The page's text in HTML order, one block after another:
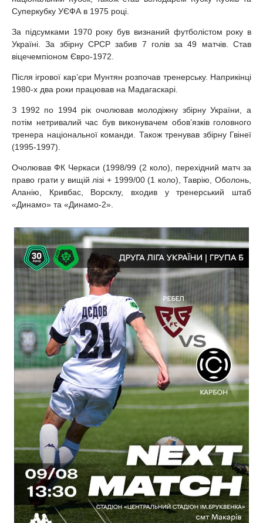
Суперкубку УЄФА в 1975 році.
За підсумками 1970 року був визнаний футболістом року в
Україні. За збірну СРСР забив 7 голів за 49 матчів. Став
віцечемпіоном Євро-1972.
Після ігрової кар’єри Мунтян розпочав тренерську. Наприкінці
1980-х два роки працював на Мадагаскарі.
З 1992 по 1994 рік очолював молодіжну збірну України, а
потім нетривалий час був виконувачем обов’язків головного
тренера національної команди. Також тренував збірну Гвінеї
(1995-1997).
Очолював ФК Черкаси (1998/99 (2 коло), перехідний матч за
право грати у вищій лізі + 1999/00 (1 коло), Таврію, Оболонь,
Аланію, Кривбас, Ворсклу, входив у тренерський штаб
«Динамо» та «Динамо-2».